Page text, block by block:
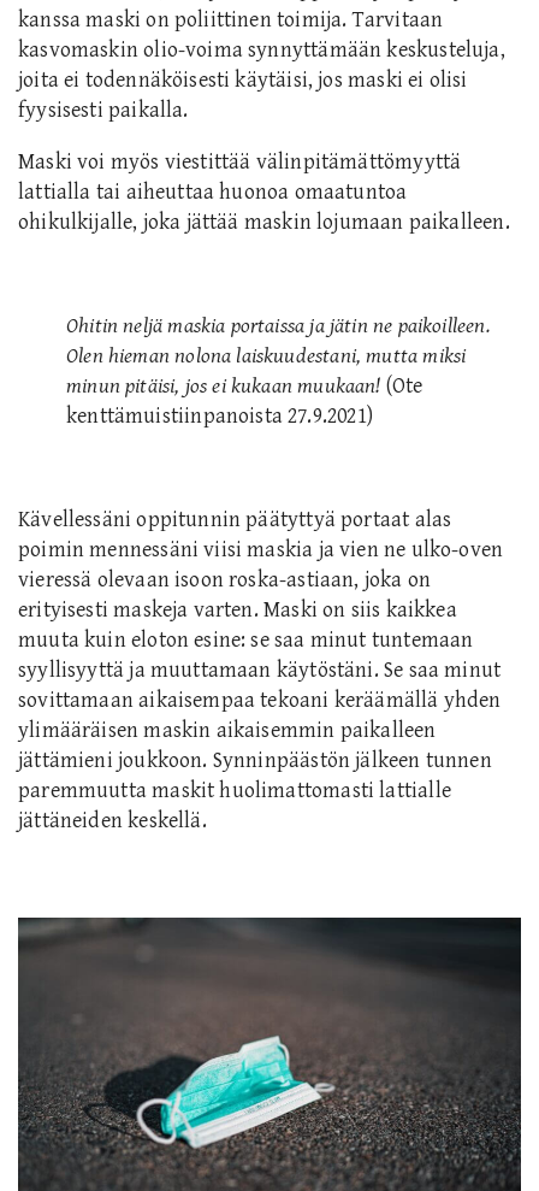
kanssa maski on poliittinen toimija. Tarvitaan
kasvomaskin olio-voima synnyttämään keskusteluja,
joita ei todennäköisesti käytäisi, jos maski ei olisi
fyysisesti paikalla.
Maski voi myös viestittää välinpitämättömyyttä
lattialla tai aiheuttaa huonoa omaatuntoa
ohikulkijalle, joka jättää maskin lojumaan paikalleen.
Ohitin neljä maskia portaissa ja jätin ne paikoilleen.
Olen hieman nolona laiskuudestani, mutta miksi
minun pitäisi, jos ei kukaan muukaan! (Ote
kenttämuistiinpanoista 27.9.2021)
Kävellessäni oppitunnin päätyttyä portaat alas
poimin mennessäni viisi maskia ja vien ne ulko-oven
vieressä olevaan isoon roska-astiaan, joka on
erityisesti maskeja varten. Maski on siis kaikkea
muuta kuin eloton esine: se saa minut tuntemaan
syyllisyyttä ja muuttamaan käytöstäni. Se saa minut
sovittamaan aikaisempaa tekoani keräämällä yhden
ylimääräisen maskin aikaisemmin paikalleen
jättämieni joukkoon. Synninpäästön jälkeen tunnen
paremmuutta maskit huolimattomasti lattialle
jättäneiden keskellä.